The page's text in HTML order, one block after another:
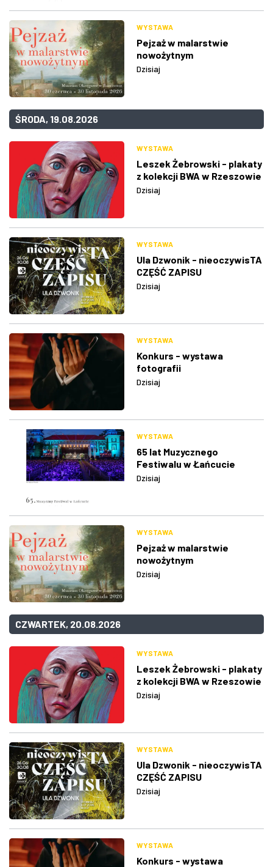
WYSTAWA
Pejzaż w malarstwie
nowożytnym
Dzisiaj
ŚRODA, 19.08.2026
WYSTAWA
Leszek Żebrowski - plakaty
z kolekcji BWA w Rzeszowie
Dzisiaj
WYSTAWA
Ula Dzwonik - nieoczywisTA
CZĘŚĆ ZAPISU
Dzisiaj
WYSTAWA
Konkurs - wystawa
fotografii
Dzisiaj
WYSTAWA
65 lat Muzycznego
Festiwalu w Łańcucie
Dzisiaj
WYSTAWA
Pejzaż w malarstwie
nowożytnym
Dzisiaj
CZWARTEK, 20.08.2026
WYSTAWA
Leszek Żebrowski - plakaty
z kolekcji BWA w Rzeszowie
Dzisiaj
WYSTAWA
Ula Dzwonik - nieoczywisTA
CZĘŚĆ ZAPISU
Dzisiaj
WYSTAWA
Konkurs - wystawa